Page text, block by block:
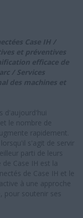
Case IH /
et préventives
efficace de
/ Services
des machines et
d'aujourd'hui
le nombre de
rapidement.
s'agit de servir
parti de leurs
Case IH est la
de Case IH et le
à une approche
pour soutenir ses